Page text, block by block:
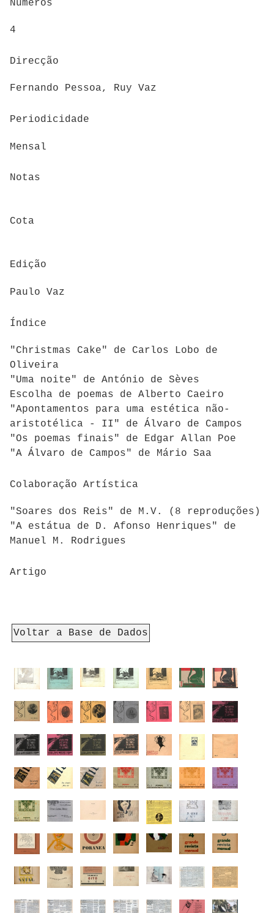
Números
4
Direcção
Fernando Pessoa, Ruy Vaz
Periodicidade
Mensal
Notas
Cota
Edição
Paulo Vaz
Índice
"Christmas Cake" de Carlos Lobo de
Oliveira
"Uma noite" de António de Sèves
Escolha de poemas de Alberto Caeiro
"Apontamentos para uma estética não-
aristotélica - II" de Álvaro de Campos
"Os poemas finais" de Edgar Allan Poe
"A Álvaro de Campos" de Mário Saa
Colaboração Artística
"Soares dos Reis" de M.V. (8 reproduções)
"A estátua de D. Afonso Henriques" de
Manuel M. Rodrigues
Artigo
Voltar a Base de Dados